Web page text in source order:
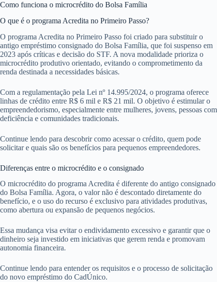
Como funciona o microcrédito do Bolsa Família
O que é o programa Acredita no Primeiro Passo?
O programa Acredita no Primeiro Passo foi criado para substituir o
antigo empréstimo consignado do Bolsa Família, que foi suspenso em
2023 após críticas e decisão do STF. A nova modalidade prioriza o
microcrédito produtivo orientado, evitando o comprometimento da
renda destinada a necessidades básicas.
Com a regulamentação pela Lei nº 14.995/2024, o programa oferece
linhas de crédito entre R$ 6 mil e R$ 21 mil. O objetivo é estimular o
empreendedorismo, especialmente entre mulheres, jovens, pessoas com
deficiência e comunidades tradicionais.
Continue lendo para descobrir como acessar o crédito, quem pode
solicitar e quais são os benefícios para pequenos empreendedores.
Diferenças entre o microcrédito e o consignado
O microcrédito do programa Acredita é diferente do antigo consignado
do Bolsa Família. Agora, o valor não é descontado diretamente do
benefício, e o uso do recurso é exclusivo para atividades produtivas,
como abertura ou expansão de pequenos negócios.
Essa mudança visa evitar o endividamento excessivo e garantir que o
dinheiro seja investido em iniciativas que gerem renda e promovam
autonomia financeira.
Continue lendo para entender os requisitos e o processo de solicitação
do novo empréstimo do CadÚnico.